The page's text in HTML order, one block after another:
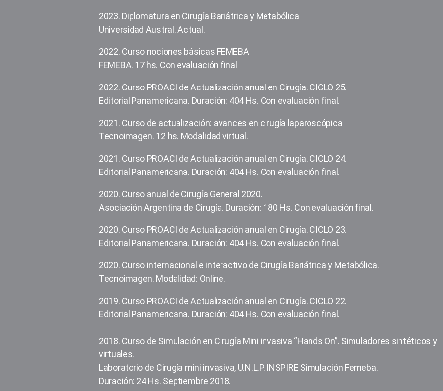
2023. Diplomatura en Cirugía Bariátrica y Metabólica
Universidad Austral. Actual.
2022. Curso nociones básicas FEMEBA
FEMEBA. 17 hs. Con evaluación final
2022. Curso PROACI de Actualización anual en Cirugía. CICLO 25.
Editorial Panamericana. Duración: 404 Hs. Con evaluación final.
2021. Curso de actualización: avances en cirugía laparoscópica
Tecnoimagen. 12 hs. Modalidad virtual.
2021. Curso PROACI de Actualización anual en Cirugía. CICLO 24.
Editorial Panamericana. Duración: 404 Hs. Con evaluación final.
2020. Curso anual de Cirugía General 2020.
Asociación Argentina de Cirugía. Duración: 180 Hs. Con evaluación final.
2020. Curso PROACI de Actualización anual en Cirugía. CICLO 23.
Editorial Panamericana. Duración: 404 Hs. Con evaluación final.
2020. Curso internacional e interactivo de Cirugía Bariátrica y Metabólica.
Tecnoimagen. Modalidad: Online.
2019. Curso PROACI de Actualización anual en Cirugía. CICLO 22.
Editorial Panamericana. Duración: 404 Hs. Con evaluación final.
2018. Curso de Simulación en Cirugía Mini invasiva “Hands On”. Simuladores sintéticos y
virtuales.
Laboratorio de Cirugía mini invasiva, U.N.L.P. INSPIRE Simulación Femeba.
Duración: 24 Hs. Septiembre 2018.